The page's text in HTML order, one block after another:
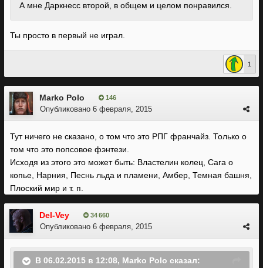
А мне Даркнесс второй, в общем и целом понравился.
Ты просто в первый не играл.
1
Marko Polo 146
Опубликовано 6 февраля, 2015
Тут ничего не сказано, о том что это РПГ франчайз. Только о
том что это попсовое фэнтези.
Исходя из этого это может быть: Властелин колец, Сага о
копье, Нарния, Песнь льда и пламени, Амбер, Темная башня,
Плоский мир и т. п.
Del-Vey 34 660
Опубликовано 6 февраля, 2015
В 06.02.2015 в 12:08, Marko Polo сказал: